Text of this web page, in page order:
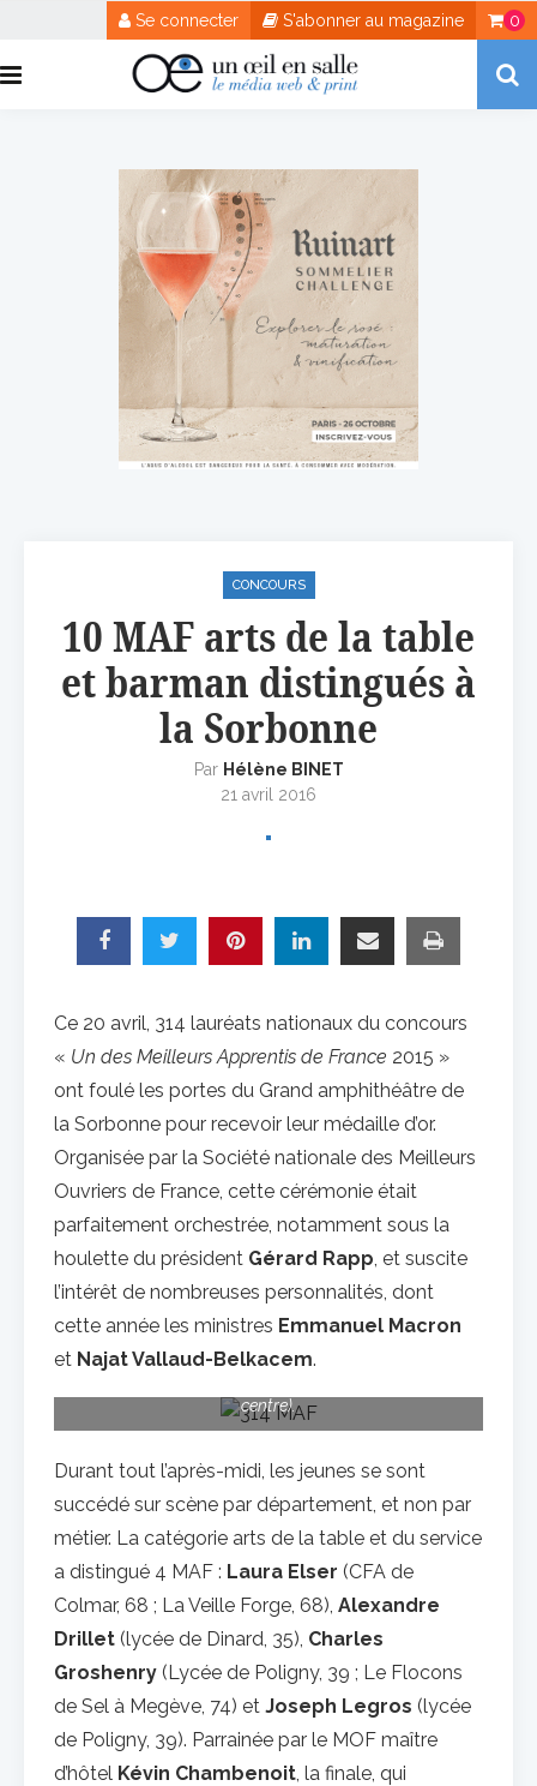
0
S'abonner au magazine
Se connecter
CONCOURS
10 MAF arts de la table
et barman distingués à
la Sorbonne
Par Hélène BINET
21 avril 2016
Ce 20 avril, 314 lauréats nationaux du concours
« Un des Meilleurs Apprentis de France 2015 »
ont foulé les portes du Grand amphithéâtre de
la Sorbonne pour recevoir leur médaille d’or.
Organisée par la Société nationale des Meilleurs
Ouvriers de France, cette cérémonie était
parfaitement orchestrée, notamment sous la
houlette du président Gérard Rapp, et suscite
l’intérêt de nombreuses personnalités, dont
cette année les ministres Emmanuel Macron
et Najat Vallaud-Belkacem.
314 lauréats nationaux au titre de MAF ont reçu leur
médaille d’or le 20 avril à la Sorbonne en présence de
plusieurs personnalités, dont les ministres
centre).
Durant tout l’après-midi, les jeunes se sont
succédé sur scène par département, et non par
métier. La catégorie arts de la table et du service
a distingué 4 MAF : Laura Elser (CFA de
Colmar, 68 ; La Veille Forge, 68), Alexandre
Drillet (lycée de Dinard, 35), Charles
Groshenry (Lycée de Poligny, 39 ; Le Flocons
de Sel à Megève, 74) et Joseph Legros (lycée
de Poligny, 39). Parrainée par le MOF maître
d’hôtel Kévin Chambenoit, la finale, qui